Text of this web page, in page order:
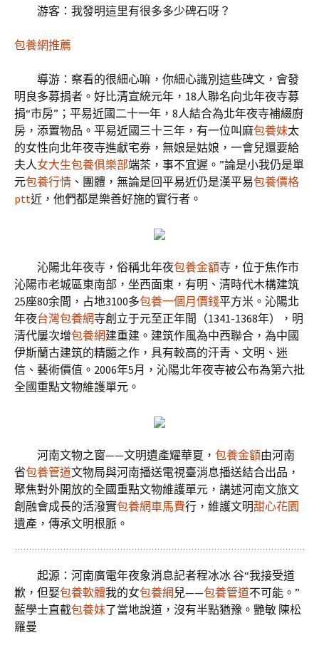
游客：我發明這里有很多多少碑石呀？
包養網推薦
導游：察看的很細心嘛，你細心識別這些碑文，會發
明良多募捐者。好比清宣統元年，18人聯名向北年夜寺募
捐“市房”；平易近國二十一年，8人結合為北年夜寺補綴廚
房，添置物品。平易近國三十三年，有一位叫麻包養妹太
的女性向北年夜寺進獻宅券，無娘是姑娘，一會兒還要給
夫人女大生包養俱樂部端茶，事不宜遲。”論是小我仍是單
元包養行情 、團體，無論是回平易近仍是漢平易包養價格
ptt近，他們都是樂善好施的實行者。
沁陽北年夜寺，俗稱北年夜包養金額寺，位于焦作市
沁陽市老城區東南部，坐西面東，有明、清時代木構建筑
25座80余間，占地3100多包養一個月價錢平方米。沁陽北
年夜台灣包養網寺創立于元至正年間（1341­-1368年），明
清代屢次增包養網建重建。建筑作風為中西聯合，為中國
伊斯蘭古建筑的精髓之作，具有較高的汗青、文明、迷
信、藝術價值。2006年5月，沁陽北年夜寺被公布為第六批
全國重點文物維護單元。
河南文物之窗——文明遺產耀華夏， 包養金額由河南
省包養管道文物局與河南播送電視臺消息播送結合出品，
聚焦對外開放的全國重點文物維護單元，講述河南文旅文
創融會成長的活潑實包養網車馬費行，維護文明甜心花園
遺產，傳承文明根脈。
起源：河南廣電年夜象消息記者程冰冰 谷“我接受道
歉，但娶包養軟體我的女包養網 兒——包養管道不可能。”
藍學士直截包養妹了當地說道，沒有半點猶豫。艷敏 陳松
羅曼